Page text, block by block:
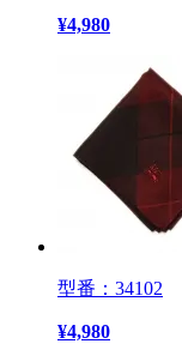
¥4,980
型番：34102
¥4,980